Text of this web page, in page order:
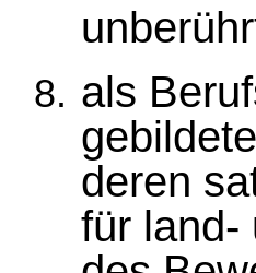
als
deren
für land-